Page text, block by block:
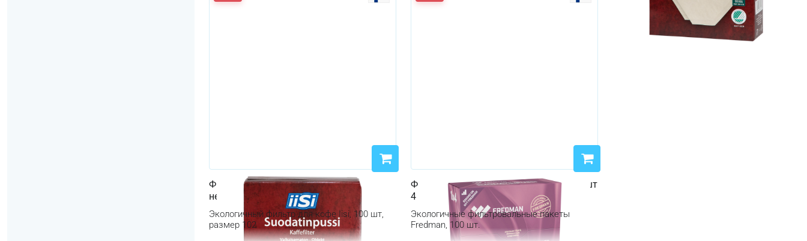
Фильтр для кофе Iisi 100 шт 102
неотбеленный
Экологичный фильтр для кофе Iisi, 100 шт,
размер 102
Фильтровальные пакеты Fredman 100 шт
4 / 100
Экологичные фильтровальные пакеты
Fredman, 100 шт.